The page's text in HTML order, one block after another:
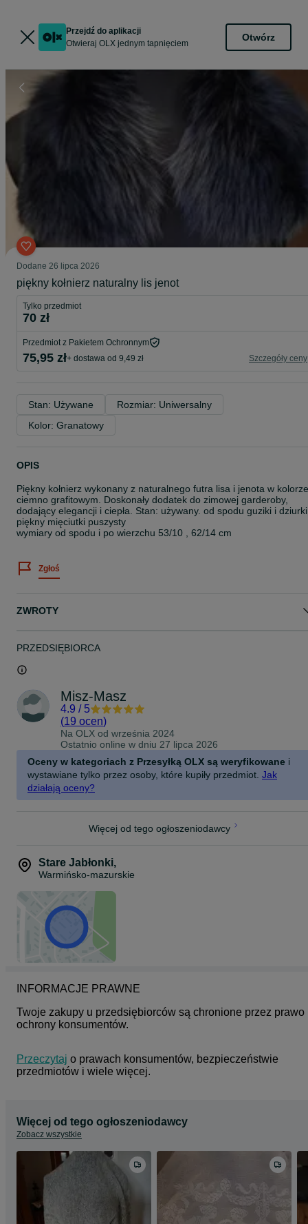
Przejdź do aplikacji
Otwieraj OLX jednym tapnięciem
Otwórz
Dodane 26 lipca 2026
piękny kołnierz naturalny lis jenot
Tylko przedmiot
70 zł
Przedmiot z Pakietem Ochronnym
75,95 zł+ dostawa od 9,49 zł Szczegóły ceny
Stan: Używane
Rozmiar: Uniwersalny
Kolor: Granatowy
OPIS
Piękny kołnierz wykonany z naturalnego futra lisa i jenota w kolorze
ciemno grafitowym. Doskonały dodatek do zimowej garderoby,
dodający elegancji i ciepła. Stan: używany. od spodu guziki i dziurki
piękny mięciutki puszysty
wymiary od spodu i po wierzchu 53/10 , 62/14 cm
Zgłoś
ZWROTY
PRZEDSIĘBIORCA
Misz-Masz
4.9 / 5
(19 ocen)
Na OLX od września 2024
Ostatnio online w dniu 27 lipca 2026
Oceny w kategoriach z Przesyłką OLX są weryfikowane i
wystawiane tylko przez osoby, które kupiły przedmiot. Jak
działają oceny?
Więcej od tego ogłoszeniodawcy
Stare Jabłonki,
Warmińsko-mazurskie
INFORMACJE PRAWNE
Twoje zakupy u przedsiębiorców są chronione przez prawo
ochrony konsumentów.
Przeczytaj o prawach konsumentów, bezpieczeństwie
przedmiotów i wiele więcej.
Więcej od tego ogłoszeniodawcy
Zobacz wszystkie